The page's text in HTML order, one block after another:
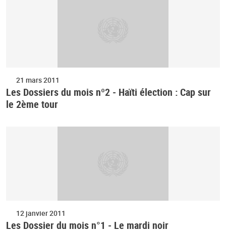
21 mars 2011
Les Dossiers du mois nº2 - Haïti élection : Cap sur
le 2ème tour
12 janvier 2011
Les Dossier du mois n°1 - Le mardi noir